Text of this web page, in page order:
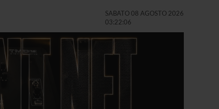
SABATO 08 AGOSTO 2026
03:22:07